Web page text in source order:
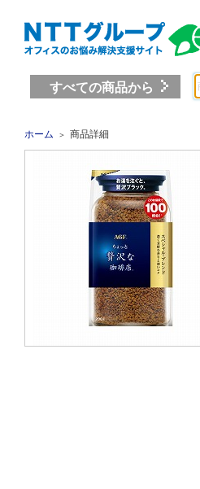
すべての商品から
ホーム ＞ 商品詳細